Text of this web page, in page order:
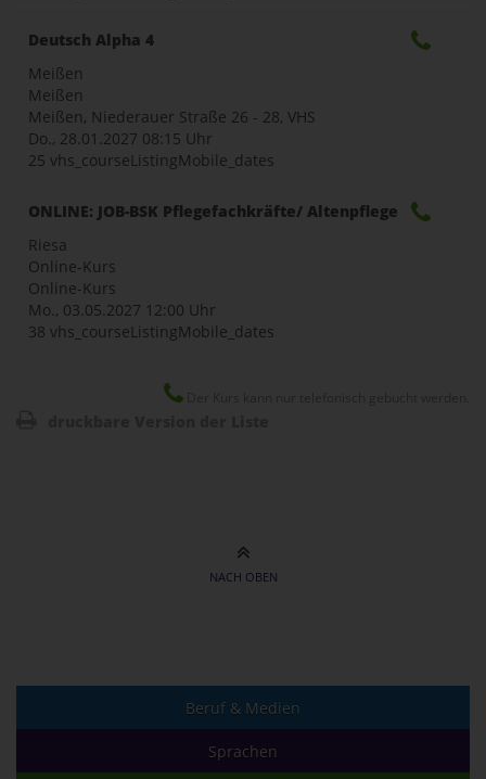
Deutsch Alpha 4
Meißen
Meißen
Meißen, Niederauer Straße 26 - 28, VHS
Do., 28.01.2027 08:15 Uhr
25 vhs_courseListingMobile_dates
ONLINE: JOB-BSK Pflegefachkräfte/ Altenpflege
Riesa
Online-Kurs
Online-Kurs
Mo., 03.05.2027 12:00 Uhr
38 vhs_courseListingMobile_dates
NACH OBEN
Beruf & Medien
Sprachen